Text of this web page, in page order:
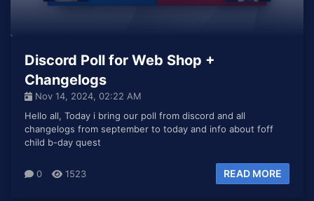
Discord Poll for Web Shop +
Changelogs
Nov 14, 2024, 02:22 AM
Hello all, Today i bring our poll from discord and all
changelogs from september to today and info about foff
child b-day quest
0 1523 READ MORE